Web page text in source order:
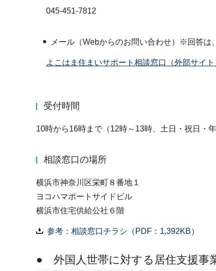
045-451-7812
メール（Webからのお問い合わせ）※回答は
よこはま住まいサポート相談窓口（外部サイト
受付時間
10時から16時まで（12時～13時、土日・祝日・年
相談窓口の場所
横浜市神奈川区栄町８番地１
ヨコハマポートサイドビル
横浜市住宅供給公社６階
参考：相談窓口チラシ（PDF：1,392KB）
● 外国人世帯に対する居住支援事